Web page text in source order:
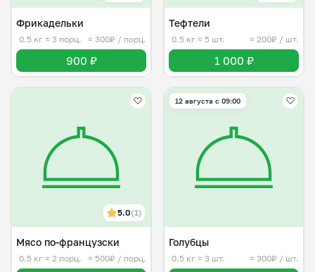
Фрикадельки
0.5 кг ≈ 3 порц. ≈ 300₽ / порц.
900 ₽
Тефтели
0.5 кг ≈ 5 шт. ≈ 200₽ / шт.
1 000 ₽
5.0(1)
Мясо по-французски
0.5 кг ≈ 2 порц. ≈ 500₽ / порц.
12 августа с 09:00
Голубцы
0.5 кг ≈ 3 шт. ≈ 300₽ / шт.